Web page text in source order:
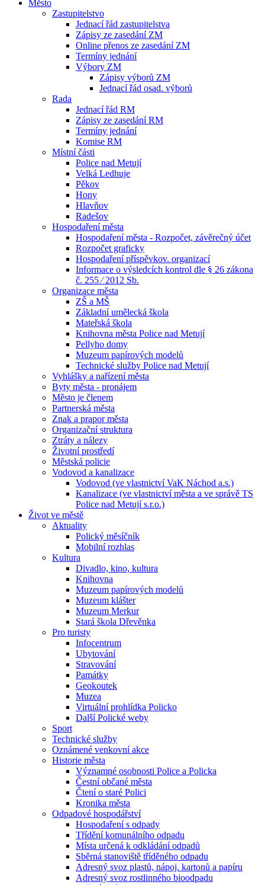
Město
Zastupitelstvo
Jednací řád zastupitelstva
Zápisy ze zasedání ZM
Online přenos ze zasedání ZM
Termíny jednání
Výbory ZM
Zápisy výborů ZM
Jednací řád osad. výborů
Rada
Jednací řád RM
Zápisy ze zasedání RM
Termíny jednání
Komise RM
Místní části
Police nad Metují
Velká Ledhuje
Pěkov
Hony
Hlavňov
Radešov
Hospodaření města
Hospodaření města - Rozpočet, závěrečný účet
Rozpočet graficky
Hospodaření příspěvkov. organizací
Informace o výsledcích kontrol dle § 26 zákona
č. 255 ⁄ 2012 Sb.
Organizace města
ZŠ a MŠ
Základní umělecká škola
Mateřská škola
Knihovna města Police nad Metují
Pellyho domy
Muzeum papírových modelů
Technické služby Police nad Metují
Vyhlášky a nařízení města
Byty města - pronájem
Město je členem
Partnerská města
Znak a prapor města
Organizační struktura
Ztráty a nálezy
Životní prostředí
Městská policie
Vodovod a kanalizace
Vodovod (ve vlastnictví VaK Náchod a.s.)
Kanalizace (ve vlastnictví města a ve správě TS
Police nad Metují s.r.o.)
Život ve městě
Aktuality
Polický měsíčník
Mobilní rozhlas
Kultura
Divadlo, kino, kultura
Knihovna
Muzeum papírových modelů
Muzeum klášter
Muzeum Merkur
Stará škola Dřevěnka
Pro turisty
Infocentrum
Ubytování
Stravování
Památky
Geokoutek
Muzea
Virtuální prohlídka Policko
Další Polické weby
Sport
Technické služby
Oznámené venkovní akce
Historie města
Významné osobnosti Police a Policka
Čestní občané města
Čtení o staré Polici
Kronika města
Odpadové hospodářství
Hospodaření s odpady
Třídění komunálního odpadu
Místa určená k odkládání odpadů
Sběrná stanoviště tříděného odpadu
Adresný svoz plastů, nápoj. kartonů a papíru
Adresný svoz rostlinného bioodpadu